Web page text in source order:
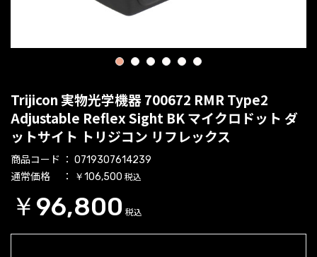
1 2 3 4 5 6
Trijicon 実物光学機器 700672 RMR Type2
Adjustable Reflex Sight BK マイクロドット ダ
ットサイト トリジコン リフレックス
商品コード 0719307614239
通常価格 ￥106,500 税込
￥96,800 税込